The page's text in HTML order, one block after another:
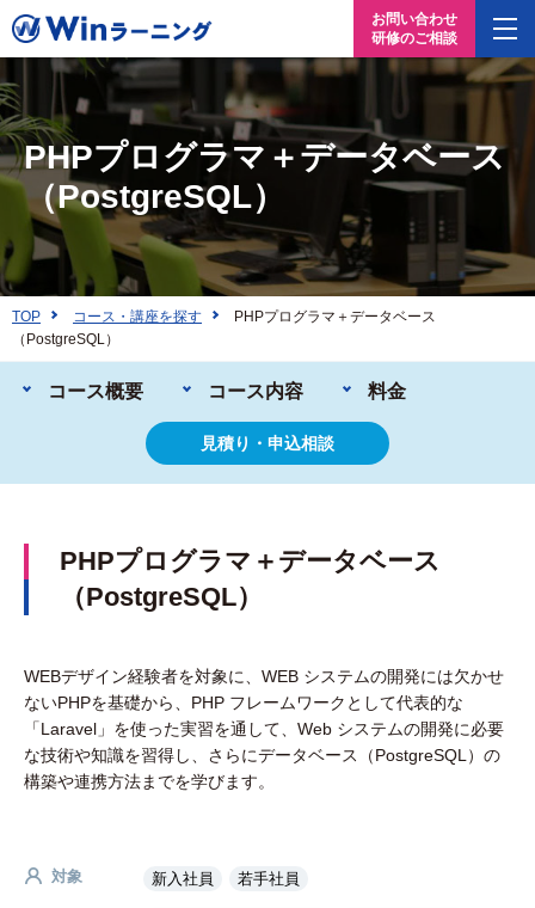
お問い合わせ
研修のご相談
PHPプログラマ＋データベース
（PostgreSQL）
TOP コース・講座を探す
PHPプログラマ＋データベース
（PostgreSQL）
コース概要 コース内容 料金
見積り・申込相談
PHPプログラマ＋データベース
（PostgreSQL）
WEBデザイン経験者を対象に、WEB システムの開発には欠かせ
ないPHPを基礎から、PHP フレームワークとして代表的な
「Laravel」を使った実習を通して、Web システムの開発に必要
な技術や知識を習得し、さらにデータベース（PostgreSQL）の
構築や連携方法までを学びます。
対象 新入社員 若手社員